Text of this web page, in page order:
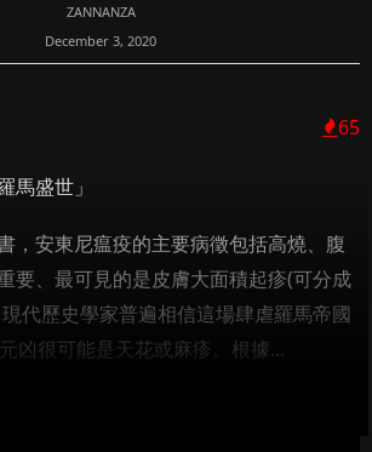
ZANNANZA
December 3, 2020
65
馬盛世」
，安東尼瘟疫的主要病徵包括高燒、腹
要、最可見的是皮膚大面積起疹(可分成
代歷史學家普遍相信這場肆虐羅馬帝國
凶很可能是天花或麻疹。根據...